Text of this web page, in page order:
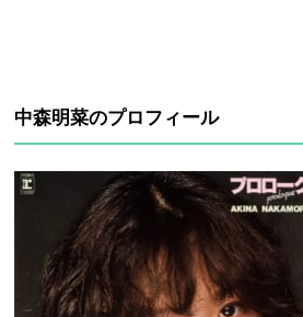
中森明菜のプロフィール